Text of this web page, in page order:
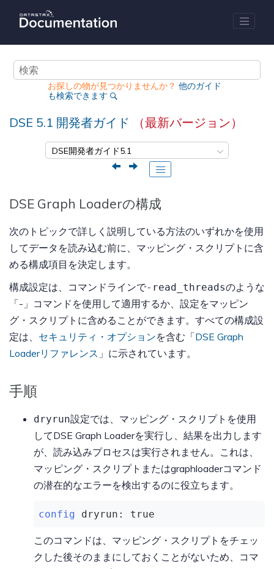
メインコンテンツにジャンプ
お探しの物が見つかりませんか？他のガイド
も検索できます
DSE 5.1 開発者ガイド （最新バージョン）
DSE Graph Loaderの構成
次のトピックで詳しく説明している方法のいずれかを使用
してデータを読み込む前に、マッピング・スクリプトに含
める構成項目を決定します。
構成設定は、コマンドラインで-read_threadsのような
「-」コマンドを使用して適用するか、設定をマッピン
グ・スクリプトに含めることができます。すべての構成設
定は、 セキュリティ・オプションを含む「DSE Graph
Loaderリファレンス 」に示されています。
手順
dryrun設定では、マッピング・スクリプトを使用
してDSE Graph Loaderを実行し、結果を出力します
が、読み込みプロセスは実行されません。これは、
マッピング・スクリプトまたはgraphloaderコマンド
の潜在的なエラーを検出するのに役立ちます。
config dryrun: true
このコマンドは、マッピング・スクリプトをチェッ
クした後そのままにしておくことがないため、コマ